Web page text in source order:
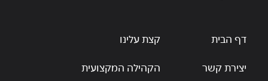
דף הבית קצת עלינו
יצירת קשר הקהילה המקצועית